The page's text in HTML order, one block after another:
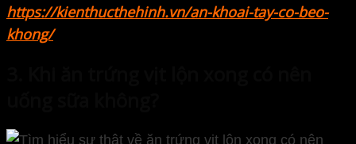
https://kienthucthehinh.vn/an-khoai-tay-co-beo-
khong/